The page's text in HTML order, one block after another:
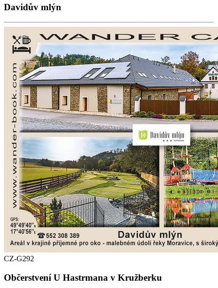
Davidův mlýn
CZ-G292
Občerstvení U Hastrmana v Kružberku